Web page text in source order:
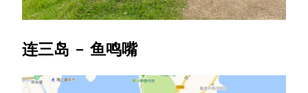
连三岛 - 鱼鸣嘴